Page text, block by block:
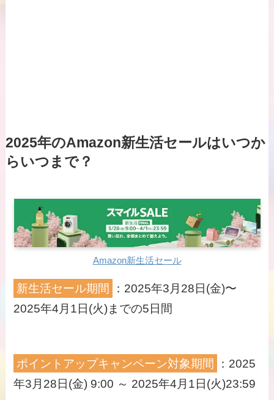
2025年のAmazon新生活セールはいつか
らいつまで？
Amazon新生活セール
新生活セール期間
：2025年3月28日(金)〜
2025年4月1日(火)までの5日間
ポイントアップキャンペーン対象期間
：2025
年3月28日(金) 9:00 ～ 2025年4月1日(火)23:59